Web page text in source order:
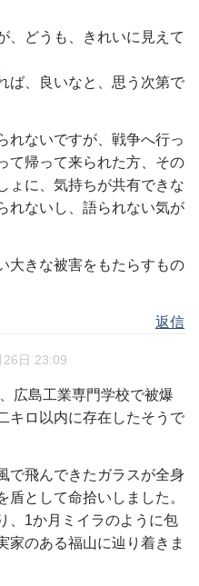
、どうも、きれいに見えて
ば、良いなと、思う次第で
れないですが、戦争へ行っ
て帰って来られた方、その
ょに、気持ちが共有できな
れないし、語られない気が
大きな被害をもたらすもの
返信
26日 23:09
広島工業専門学校で被爆
キロ以内に存在したそうで
で飛んできたガラスが全身
として命拾いしました。
、1か月ミイラのように包
家のある福山に辿り着きま